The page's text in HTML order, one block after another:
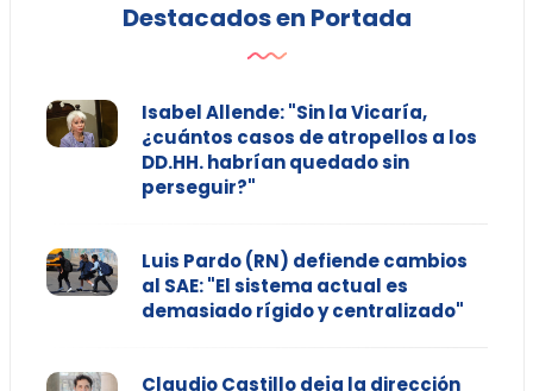
Destacados en Portada
Isabel Allende: "Sin la Vicaría,
¿cuántos casos de atropellos a los
DD.HH. habrían quedado sin
perseguir?"
Luis Pardo (RN) defiende cambios
al SAE: "El sistema actual es
demasiado rígido y centralizado"
Claudio Castillo deja la dirección